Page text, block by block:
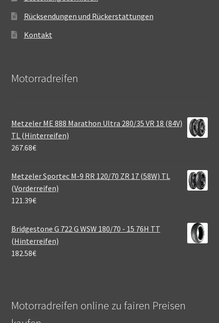
Rücksendungen und Rückerstattungen
Kontakt
Motorradreifen
Metzeler ME 888 Marathon Ultra 280/35 VR 18 (84V)
TL (Hinterreifen)
267.68€
Metzeler Sportec M-9 RR 120/70 ZR 17 (58W) TL
(Vorderreifen)
121.39€
Bridgestone G 722 G WSW 180/70 - 15 76H TT
(Hinterreifen)
182.58€
Motorradreifen online zu fairen Preisen